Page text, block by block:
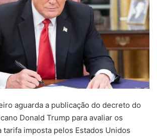
aguarda a publicação do decreto do
Donald Trump para avaliar os
tarifa imposta pelos Estados Unidos